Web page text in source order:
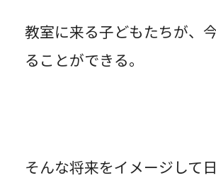
教室に来る子どもたちが、
ることができる。
そんな将来をイメージして